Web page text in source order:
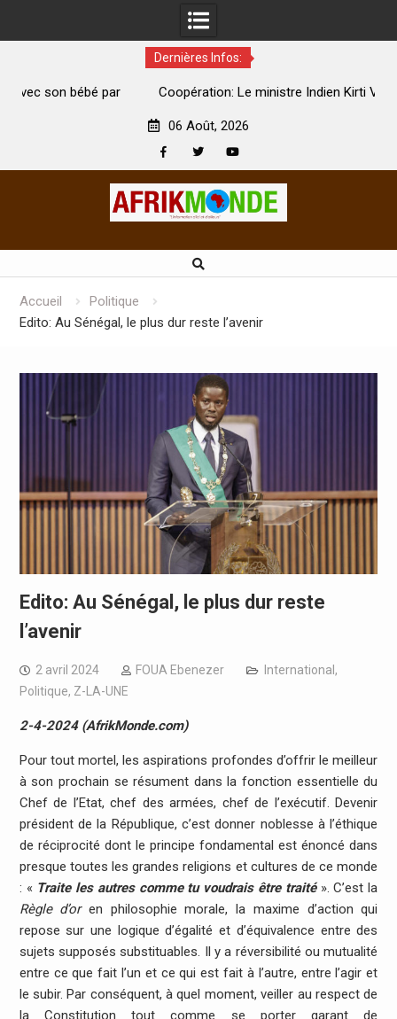
Dernières Infos:
Coopération: Le ministre Indien Kirti Vardhan Singh à
06 Août, 2026
Accueil
Politique
Edito: Au Sénégal, le plus dur reste l’avenir
Edito: Au Sénégal, le plus dur reste
l’avenir
2 avril 2024 FOUA Ebenezer International ,
Politique, Z-LA-UNE
2-4-2024 (AfrikMonde.com)
Pour tout mortel, les aspirations profondes d’offrir le meilleur
à son prochain se résument dans la fonction essentielle du
Chef de l’Etat, chef des armées, chef de l’exécutif. Devenir
président de la République, c’est donner noblesse à l’éthique
de réciprocité dont le principe fondamental est énoncé dans
presque toutes les grandes religions et cultures de ce monde
: « Traite les autres comme tu voudrais être traité». C’est la
Règle d’oren philosophie morale, la maxime d’action qui
repose sur une logique d’égalité et d’équivalence entre des
sujets supposés substituables. Il y a réversibilité ou mutualité
entre ce que fait l’un et ce qui est fait à l’autre, entre l’agir et
le subir. Par conséquent, à quel moment, veiller au respect de
la Constitution tout comme se porter garant de